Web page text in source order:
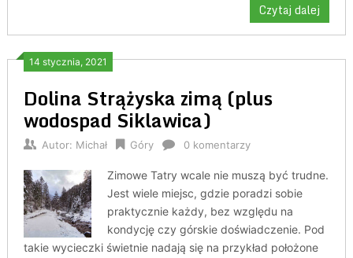
Czytaj dalej
14 stycznia, 2021
Dolina Strążyska zimą (plus
wodospad Siklawica)
Autor: Michał Góry 0 komentarzy
Zimowe Tatry wcale nie muszą być trudne.
Jest wiele miejsc, gdzie poradzi sobie
praktycznie każdy, bez względu na
kondycję czy górskie doświadczenie. Pod
takie wycieczki świetnie nadają się na przykład położone